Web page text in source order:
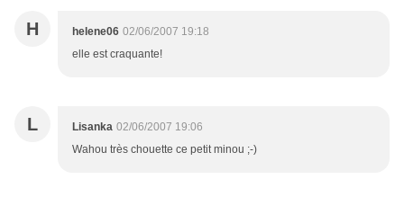
H helene06 02/06/2007 19:18
elle est craquante!
L Lisanka 02/06/2007 19:06
Wahou très chouette ce petit minou ;-)